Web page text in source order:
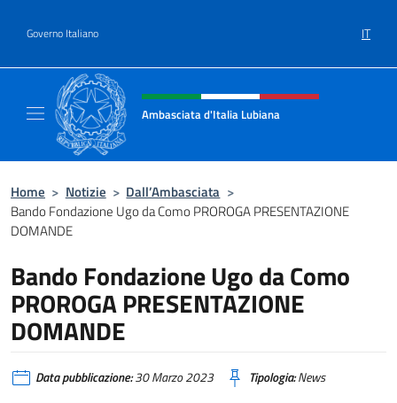
Governo Italiano IT
Intestazione sito, social e menù
Ambasciata d'Italia Lubiana
Home > Notizie > Dall’Ambasciata >
Bando Fondazione Ugo da Como PROROGA PRESENTAZIONE
DOMANDE
Bando Fondazione Ugo da Como
PROROGA PRESENTAZIONE
DOMANDE
Data pubblicazione:30 Marzo 2023 Tipologia:News